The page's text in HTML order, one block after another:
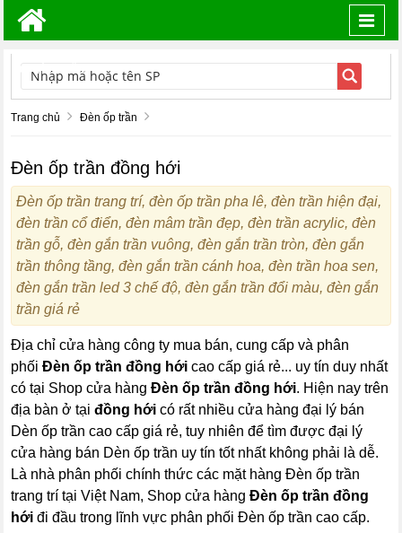
TÌM KIẾM
Trang chủ Đèn ốp trần
Đèn ốp trần đồng hới
Đèn ốp trần trang trí, đèn ốp trần pha lê, đèn trần hiện đại,
đèn trần cổ điển, đèn mâm trần đẹp, đèn trần acrylic, đèn
trần gỗ, đèn gắn trần vuông, đèn gắn trần tròn, đèn gắn
trần thông tầng, đèn gắn trần cánh hoa, đèn trần hoa sen,
đèn gắn trần led 3 chế độ, đèn gắn trần đổi màu, đèn gắn
trần giá rẻ
Địa chỉ cửa hàng công ty mua bán, cung cấp và phân
phốiĐèn ốp trần đồng hới cao cấp giá rẻ... uy tín duy nhất
có tại Shop cửa hàngĐèn ốp trần đồng hới. Hiện nay trên
địa bàn ở tạiđồng hới có rất nhiều cửa hàng đại lý bán
Dèn ốp trần cao cấp giá rẻ, tuy nhiên để tìm được đại lý
cửa hàng bán Dèn ốp trần uy tín tốt nhất không phải là dễ.
Là nhà phân phối chính thức các mặt hàng Đèn ốp trần
trang trí tại Việt Nam, Shop cửa hàngĐèn ốp trần đồng
hới đi đầu trong lĩnh vực phân phối Đèn ốp trần cao cấp.